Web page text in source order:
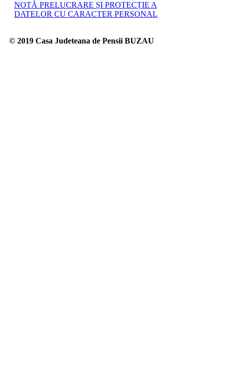
NOTĂ PRELUCRARE ȘI PROTECȚIE A
DATELOR CU CARACTER PERSONAL
© 2019 Casa Judeteana de Pensii BUZAU